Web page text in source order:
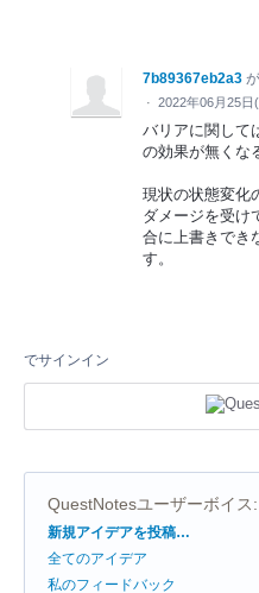
7b89367eb2a3
· 2022年06月25日
バリアに関して
の効果が無くな
現状の状態変化
ダメージを受け
合に上書きでき
す。
でサインイン
QuestNotesユーザーボイス:
カ
ゴ
リ
新規アイデアを投稿…
全てのアイデア
私のフィードバック